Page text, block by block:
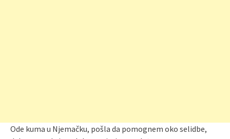
Ode kuma u Njemačku, pošla da pomognem oko selidbe,